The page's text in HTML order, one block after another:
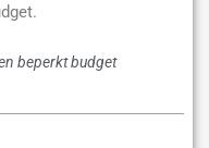
beperkt budget